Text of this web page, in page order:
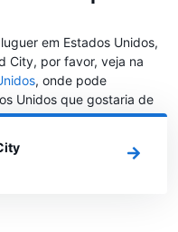
em Estados Unidos,
City, por favor, veja na
, onde pode
Unidos que gostaria de